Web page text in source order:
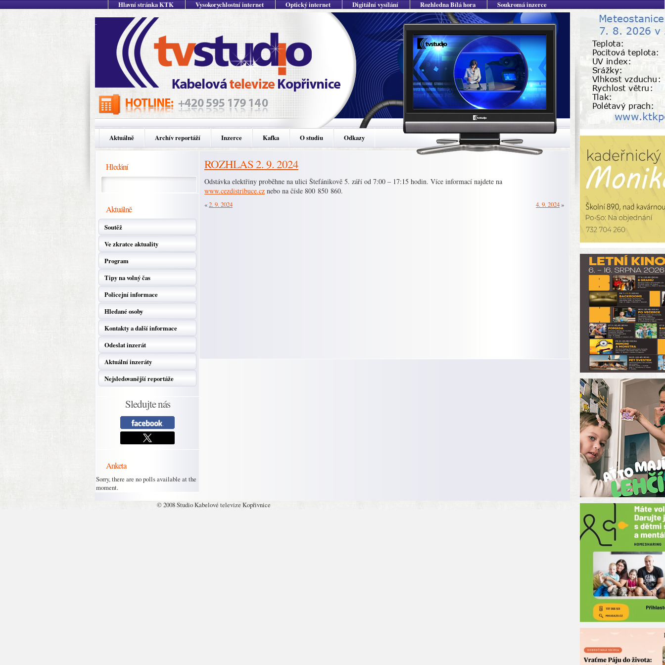
Hlavní stránka KTK Vysokorychlostní internet Optický internet Digitální vysílání Rozhledna Bílá hora Soukromá inzerce
Aktuálně Archív reportáží Inzerce Kafka O studiu Odkazy
Hledání
Aktuálně
Soutěž
Ve zkratce aktuality
Program
Tipy na volný čas
Policejní informace
Hledané osoby
Kontakty a další informace
Odeslat inzerát
Aktuální inzeráty
Nejsledovanější reportáže
Sledujte nás
Anketa
Sorry, there are no polls available at the
moment.
ROZHLAS 2. 9. 2024
Odstávka elektřiny proběhne na ulici Štefánikově 5. září od 7:00 – 17:15 hodin. Více informací najdete na
www.cezdistribuce.cz nebo na čísle 800 850 860.
«2. 9. 2024 4. 9. 2024»
© 2008 Studio Kabelové televize Kopřivnice